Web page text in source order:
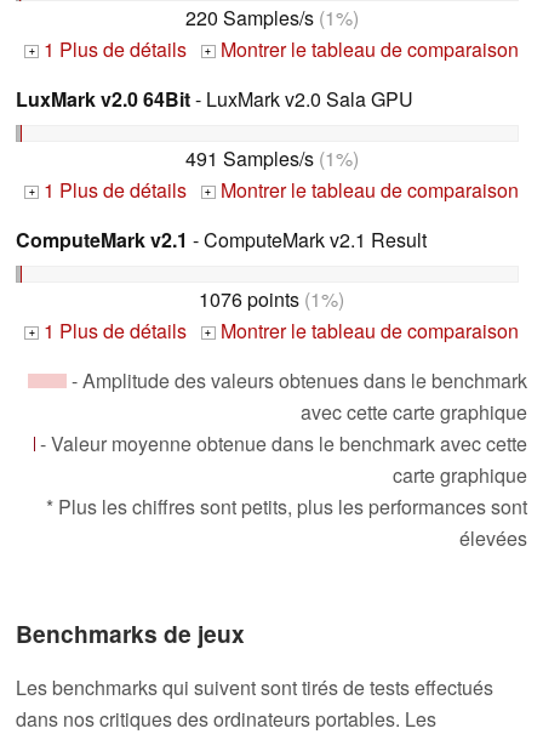
220 Samples/s(1%)
+ 1 Plus de détails + Montrer le tableau de comparaison
LuxMark v2.0 64Bit- LuxMark v2.0 Sala GPU
491 Samples/s(1%)
+ 1 Plus de détails + Montrer le tableau de comparaison
ComputeMark v2.1 - ComputeMark v2.1 Result
1076 points (1%)
+ 1 Plus de détails + Montrer le tableau de comparaison
- Amplitude des valeurs obtenues dans le benchmark
avec cette carte graphique
- Valeur moyenne obtenue dans le benchmark avec cette
carte graphique
* Plus les chiffres sont petits, plus les performances sont
élevées
Benchmarks de jeux
Les benchmarks qui suivent sont tirés de tests effectués
dans nos critiques des ordinateurs portables. Les